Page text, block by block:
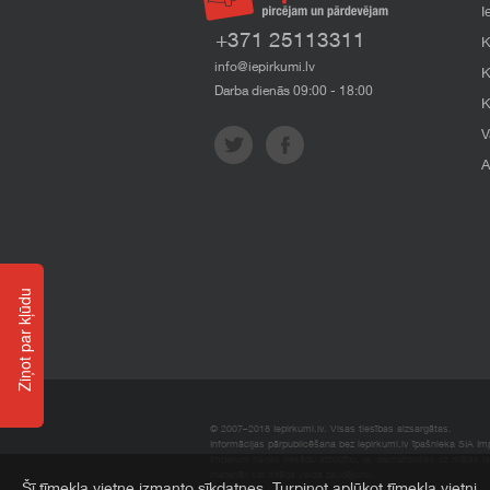
+371 25113311
info@iepirkumi.lv
Darba dienās 09:00 - 18:00
© 2007–2018 Iepirkumi.lv. Visas tiesības aizsargātas.
Informācijas pārpublicēšana bez iepirkumi.lv īpašnieka SIA
Ziņot par kļūdu